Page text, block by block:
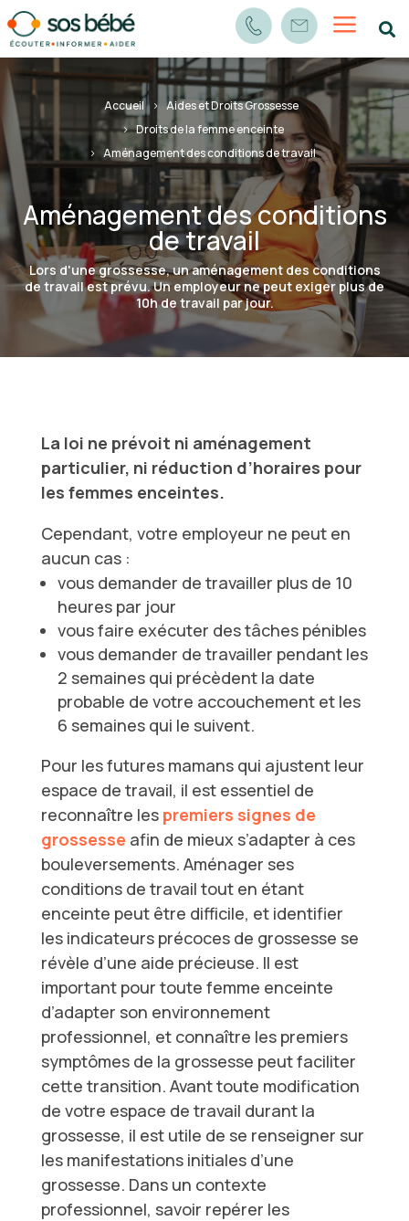
a 
Accueil
Aides et Droits Grossesse
Droits de la femme enceinte
Aménagement des conditions de travail
Aménagement des conditions
de travail
Lors d'une grossesse, un aménagement des conditions
de travail est prévu. Un employeur ne peut exiger plus de
10h de travail par jour.
La loi ne prévoit ni aménagement
particulier, ni réduction d’horaires pour
les femmes enceintes.
Cependant, votre employeur ne peut en
aucun cas :
vous demander de travailler plus de 10
heures par jour
vous faire exécuter des tâches pénibles
vous demander de travailler pendant les
2 semaines qui précèdent la date
probable de votre accouchement et les
6 semaines qui le suivent.
Pour les futures mamans qui ajustent leur
espace de travail, il est essentiel de
reconnaître les premiers signes de
grossesse afin de mieux s’adapter à ces
bouleversements. Aménager ses
conditions de travail tout en étant
enceinte peut être difficile, et identifier
les indicateurs précoces de grossesse se
révèle d’une aide précieuse. Il est
important pour toute femme enceinte
d’adapter son environnement
professionnel, et connaître les premiers
symptômes de la grossesse peut faciliter
cette transition. Avant toute modification
de votre espace de travail durant la
grossesse, il est utile de se renseigner sur
les manifestations initiales d’une
grossesse. Dans un contexte
professionnel, savoir repérer les